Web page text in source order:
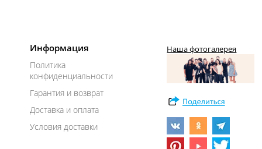
Информация
Политика
конфиденциальности
Гарантия и возврат
Доставка и оплата
Условия доставки
Наша фотогалерея